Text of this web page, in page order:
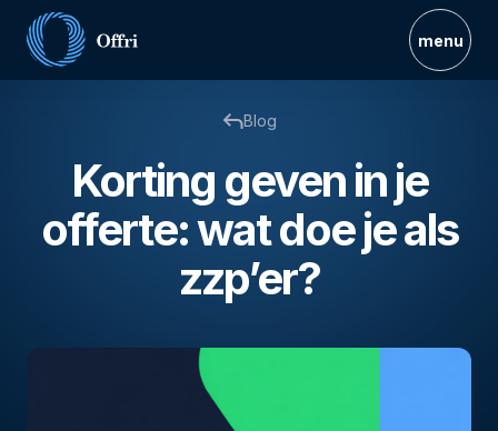
menu
Blog
Korting geven in je
offerte: wat doe je als
zzp’er?